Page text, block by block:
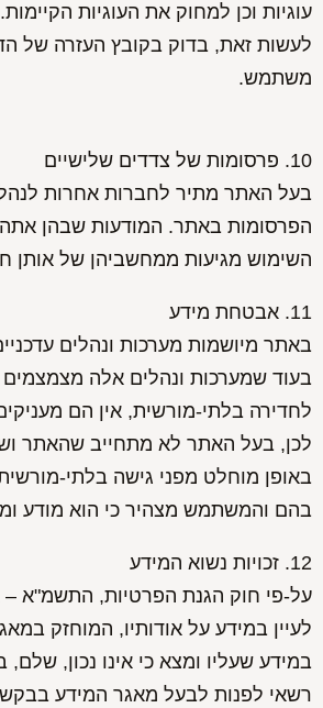
עוגיות וכן למחוק את העוגיות
לעשות זאת, בדוק בקובץ העזרה של
משתמש.
10. פרסומות של צדדים שלישיים
בעל האתר מתיר לחברות אחרות
הפרסומות באתר. המודעות שבהן
השימוש מגיעות ממחשביהן של אותן
11. אבטחת מידע
באתר מיושמות מערכות ונהלים
בעוד שמערכות ונהלים אלה מצמצמים
לחדירה בלתי-מורשית, אין הם
לכן, בעל האתר לא מתחייב שהאתר
באופן מוחלט מפני גישה בלתי-
בהם והמשתמש מצהיר כי הוא מודע
12. זכויות נשוא המידע
לעיין במידע על אודותיו, המוחזק
במידע שעליו ומצא כי אינו נכון, שלם,
רשאי לפנות לבעל מאגר המידע